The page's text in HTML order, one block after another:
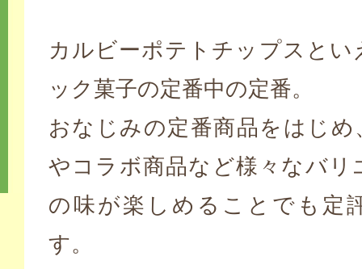
カルビーポテトチップスとい
ック菓子の定番中の定番。
おなじみの定番商品をはじめ
やコラボ商品など様々なバリ
の味が楽しめることでも定
す。